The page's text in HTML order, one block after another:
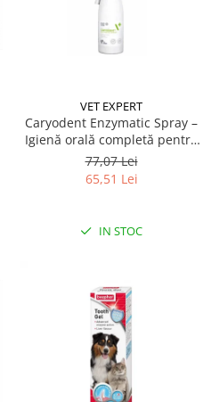
VET EXPERT
Caryodent Enzymatic Spray –
Igienă orală completă pentru
câini și pisici, 75g
77,07 Lei
65,51 Lei
IN STOC